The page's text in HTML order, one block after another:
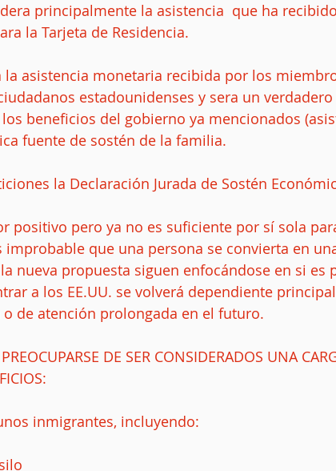
principalmente la asistencia  que ha
la Tarjeta de Residencia.
la asistencia monetaria recibida por los
estadounidenses y sera un
los beneficios del gobierno ya mencionados
fuente de sostén de la familia.
la Declaración Jurada de Sostén
positivo pero ya no es suficiente por sí sola
improbable que una persona se convierta en
nueva propuesta siguen enfocándose en si es
a los EE.UU. se volverá dependiente
de atención prolongada en el futuro.
DE SER CONSIDERADOS UNA
inmigrantes, incluyendo: